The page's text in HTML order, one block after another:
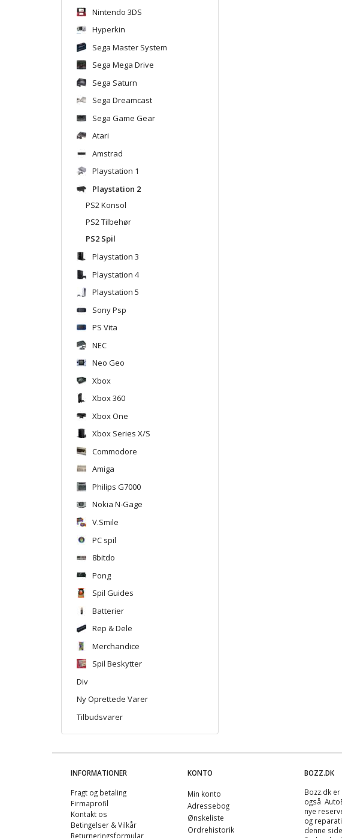
Nintendo 3DS
Hyperkin
Sega Master System
Sega Mega Drive
Sega Saturn
Sega Dreamcast
Sega Game Gear
Atari
Amstrad
Playstation 1
Playstation 2
PS2 Konsol
PS2 Tilbehør
PS2 Spil
Playstation 3
Playstation 4
Playstation 5
Sony Psp
PS Vita
NEC
Neo Geo
Xbox
Xbox 360
Xbox One
Xbox Series X/S
Commodore
Amiga
Philips G7000
Nokia N-Gage
V.Smile
PC spil
8bitdo
Pong
Spil Guides
Batterier
Rep & Dele
Merchandice
Spil Beskytter
Div
Ny Oprettede Varer
Tilbudsvarer
INFORMATIONER
Fragt og betaling
Firmaprofil
Kontakt os
Betingelser & Vilkår
Returneringsformular
KONTO
Min konto
Adressebog
Ønskeliste
Ordrehistorik
BOZZ.DK
Bozz.dk
også
nye
og
denne